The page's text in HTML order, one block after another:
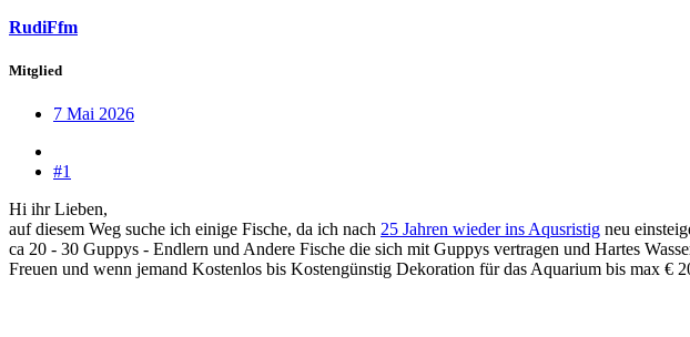
RudiFfm
Mitglied
7 Mai 2026
#1
Hi ihr Lieben,
auf diesem Weg suche ich einige Fische, da ich nach 25 Jahren wieder ins Aqusristig neu
ca 20 - 30 Guppys - Endlern und Andere Fische die sich mit Guppys vertragen und Hartes
Freuen und wenn jemand Kostenlos bis Kostengünstig Dekoration für das Aquarium bis max €